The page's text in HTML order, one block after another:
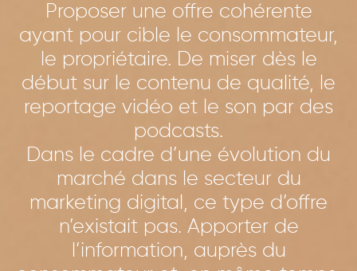
Proposer une offre cohérente
ayant pour cible le consommateur,
le propriétaire. De miser dès le
début sur le contenu de qualité, le
reportage vidéo et le son par des
podcasts.
Dans le cadre d’une évolution du
marché dans le secteur du
marketing digital, ce type d’offre
n’existait pas. Apporter de
l’information, auprès du